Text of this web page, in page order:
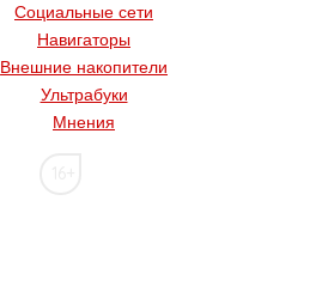
Социальные сети
Навигаторы
Внешние накопители
Ультрабуки
Мнения